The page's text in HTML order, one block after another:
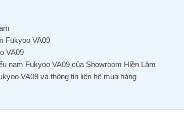
Fukyoo VA09
VA09
nam Fukyoo VA09 của Showroom Hiền Lâm
VA09 và thông tin liên hệ mua hàng